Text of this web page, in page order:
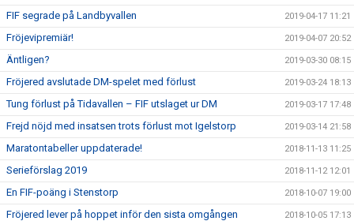
FIF segrade på Landbyvallen 2019-04-17 11:21
Fröjevipremiär! 2019-04-07 20:52
Äntligen? 2019-03-30 08:15
Fröjered avslutade DM-spelet med förlust 2019-03-24 18:13
Tung förlust på Tidavallen – FIF utslaget ur DM 2019-03-17 17:48
Frejd nöjd med insatsen trots förlust mot Igelstorp 2019-03-14 21:58
Maratontabeller uppdaterade! 2018-11-13 11:25
Serieförslag 2019 2018-11-12 12:01
En FIF-poäng i Stenstorp 2018-10-07 19:00
Fröjered lever på hoppet inför den sista omgången 2018-10-05 17:13